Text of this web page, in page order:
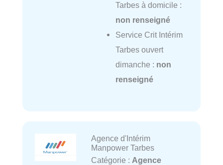
Tarbes à domicile :
non renseigné
Service Crit Intérim
Tarbes ouvert
dimanche : non
renseigné
Agence d'Intérim
Manpower Tarbes
Catégorie : Agence